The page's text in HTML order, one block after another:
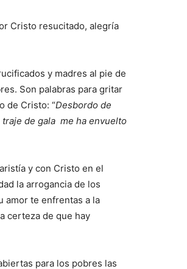
Cristo resucitado, alegría
y madres al pie de
Son palabras para gritar
de Cristo: “Desbordo de
de gala me ha envuelto
y con Cristo en el
la arrogancia de los
amor te enfrentas a la
certeza de que hay
para los pobres las